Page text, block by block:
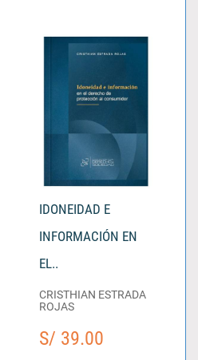
IDONEIDAD E
INFORMACIÓN EN
EL..
CRISTHIAN ESTRADA
ROJAS
S/ 39.00